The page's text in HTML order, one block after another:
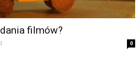
filmów?
0